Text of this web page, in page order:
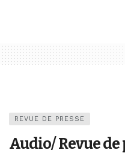
REVUE DE PRESSE
Audio/ Revue de